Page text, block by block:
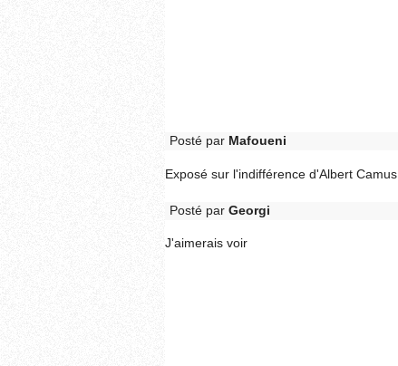
Posté par Mafoueni
Exposé sur l'indifférence d'Albert Camus
Posté par Georgi
J'aimerais voir